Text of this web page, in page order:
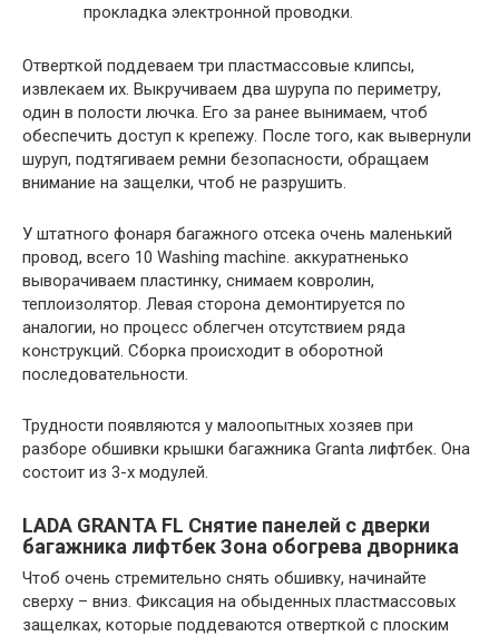
прокладка электронной проводки.
Отверткой поддеваем три пластмассовые клипсы,
извлекаем их. Выкручиваем два шурупа по периметру,
один в полости лючка. Его за ранее вынимаем, чтоб
обеспечить доступ к крепежу. После того, как вывернули
шуруп, подтягиваем ремни безопасности, обращаем
внимание на защелки, чтоб не разрушить.
У штатного фонаря багажного отсека очень маленький
провод, всего 10 Washing machine. аккуратненько
выворачиваем пластинку, снимаем ковролин,
теплоизолятор. Левая сторона демонтируется по
аналогии, но процесс облегчен отсутствием ряда
конструкций. Сборка происходит в оборотной
последовательности.
Трудности появляются у малоопытных хозяев при
разборе обшивки крышки багажника Granta лифтбек. Она
состоит из 3-х модулей.
LADA GRANTA FL Снятие панелей с дверки
багажника лифтбек Зона обогрева дворника
Чтоб очень стремительно снять обшивку, начинайте
сверху – вниз. Фиксация на обыденных пластмассовых
защелках, которые поддеваются отверткой с плоским